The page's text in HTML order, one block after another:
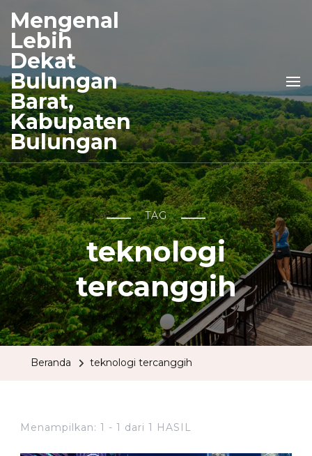
Mengenal
Lebih
Dekat
Bulungan
Barat,
Kabupaten
Bulungan
TAG
teknologi
tercanggih
Beranda teknologi tercanggih
Menampilkan: 1 - 1 dari 1 HASIL